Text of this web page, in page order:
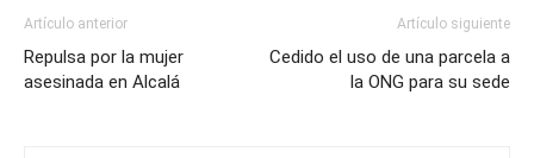
Artículo anterior
Repulsa por la mujer
asesinada en Alcalá
Artículo siguiente
Cedido el uso de una parcela a
la ONG para su sede